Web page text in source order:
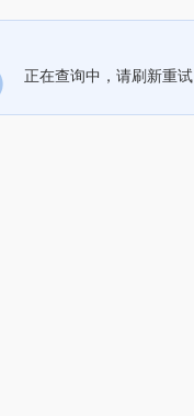
正在查询中，请刷新重试